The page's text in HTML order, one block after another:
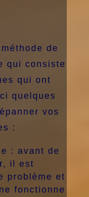
de
qui consiste
qui ont
quelques
vos
:
: avant de
il est
problème et
fonctionne